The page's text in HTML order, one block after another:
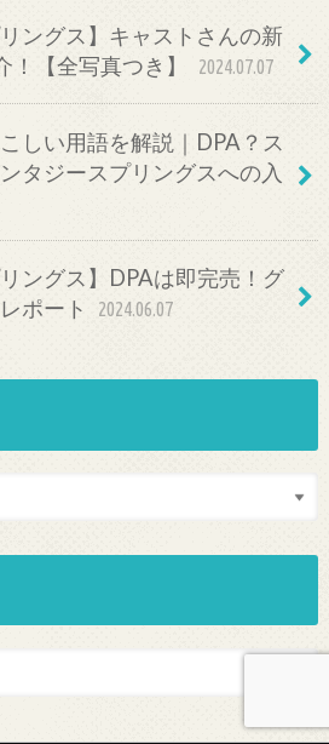
ングス】キャストさんの新
！【全写真つき】
2024.07.07
しい用語を解説｜DPA？ス
タジースプリングスへの入
ングス】DPAは即完売！グ
ポート
2024.06.07